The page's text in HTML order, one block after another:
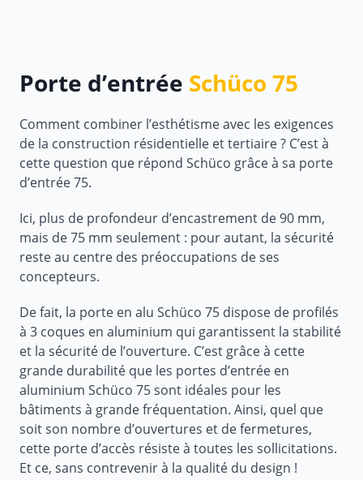
Porte d’entrée Schüco 75
Comment combiner l’esthétisme avec les exigences
de la construction résidentielle et tertiaire ? C’est à
cette question que répond Schüco grâce à sa porte
d’entrée 75.
Ici, plus de profondeur d’encastrement de 90 mm,
mais de 75 mm seulement : pour autant, la sécurité
reste au centre des préoccupations de ses
concepteurs.
De fait, la porte en alu Schüco 75 dispose de profilés
à 3 coques en aluminium qui garantissent la stabilité
et la sécurité de l’ouverture. C’est grâce à cette
grande durabilité que les portes d’entrée en
aluminium Schüco 75 sont idéales pour les
bâtiments à grande fréquentation. Ainsi, quel que
soit son nombre d’ouvertures et de fermetures,
cette porte d’accès résiste à toutes les sollicitations.
Et ce, sans contrevenir à la qualité du design !